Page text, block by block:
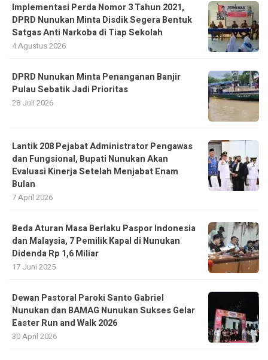
Implementasi Perda Nomor 3 Tahun 2021,
DPRD Nunukan Minta Disdik Segera Bentuk
Satgas Anti Narkoba di Tiap Sekolah
4 Agustus 2026
DPRD Nunukan Minta Penanganan Banjir
Pulau Sebatik Jadi Prioritas
28 Juli 2026
Lantik 208 Pejabat Administrator Pengawas
dan Fungsional, Bupati Nunukan Akan
Evaluasi Kinerja Setelah Menjabat Enam
Bulan
7 April 2026
Beda Aturan Masa Berlaku Paspor Indonesia
dan Malaysia, 7 Pemilik Kapal di Nunukan
Didenda Rp 1,6 Miliar
17 Juni 2025
Dewan Pastoral Paroki Santo Gabriel
Nunukan dan BAMAG Nunukan Sukses Gelar
Easter Run and Walk 2026
30 April 2026